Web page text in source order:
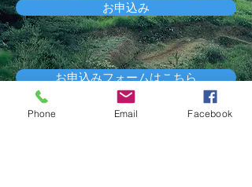
お申込み
お申込みフォームはこちら
Phone Email Facebook